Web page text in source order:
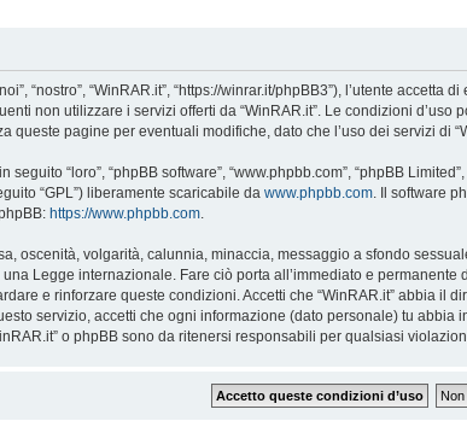
“nostro”, “WinRAR.it”, “https://winrar.it/phpBB3”), l’utente
non utilizzare i servizi offerti da “WinRAR.it”. Le condizioni
queste pagine per eventuali modifiche, dato che l’uso dei servizi di
seguito “loro”, “phpBB software”, “www.phpbb.com”, “phpBB
“GPL”) liberamente scaricabile da www.phpbb.com. Il software
https://www.phpbb.com.
oscenità, volgarità, calunnia, minaccia, messaggio a sfondo
una Legge internazionale. Fare ciò porta all’immediato e
e rinforzare queste condizioni. Accetti che “WinRAR.it” abbia
servizio, accetti che ogni informazione (dato personale) tu
o phpBB sono da ritenersi responsabili per qualsiasi